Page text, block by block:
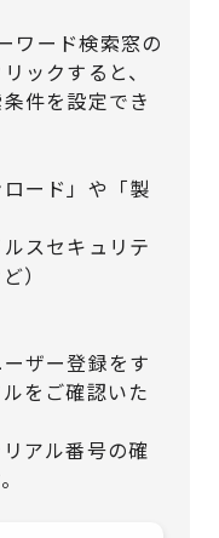
ワード検索窓の
ックすると、
件を設定でき
ード」や「製
スセキュリテ
）
ザー登録をす
をご確認いた
アル番号の確